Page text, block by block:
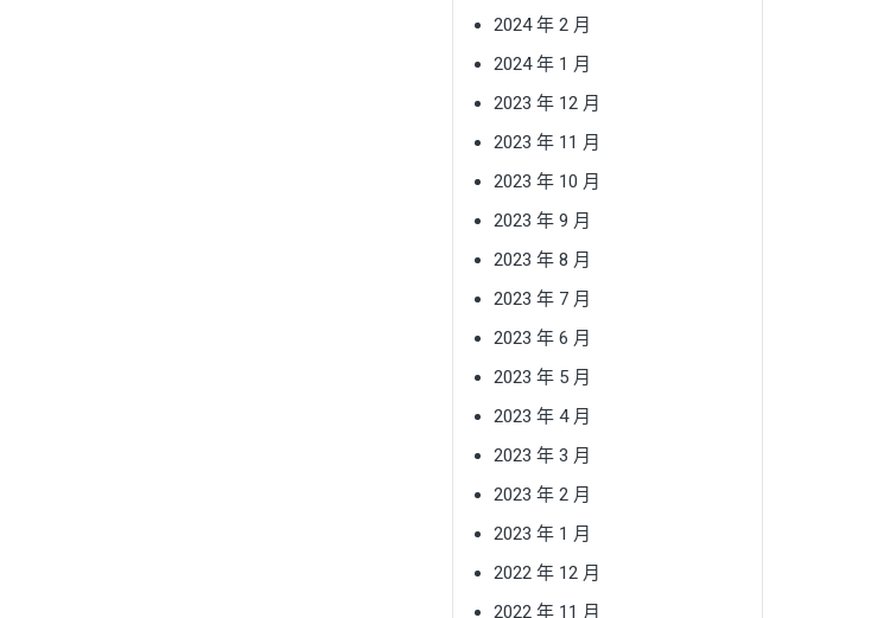
2024 年 2 月
2024 年 1 月
2023 年 12 月
2023 年 11 月
2023 年 10 月
2023 年 9 月
2023 年 8 月
2023 年 7 月
2023 年 6 月
2023 年 5 月
2023 年 4 月
2023 年 3 月
2023 年 2 月
2023 年 1 月
2022 年 12 月
2022 年 11 月